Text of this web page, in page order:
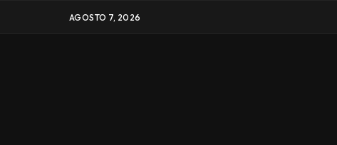
AGOSTO 7, 2026